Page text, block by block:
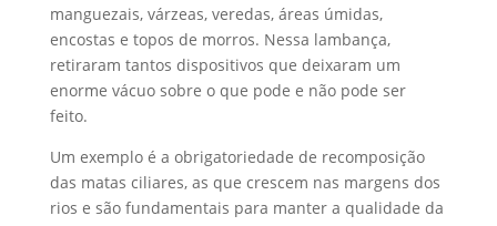
manguezais, várzeas, veredas, áreas úmidas,
encostas e topos de morros. Nessa lambança,
retiraram tantos dispositivos que deixaram um
enorme vácuo sobre o que pode e não pode ser
feito.
Um exemplo é a obrigatoriedade de recomposição
das matas ciliares, as que crescem nas margens dos
rios e são fundamentais para manter a qualidade da